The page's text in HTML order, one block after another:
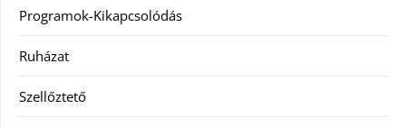
Programok-Kikapcsolódás
Ruházat
Szellőztető